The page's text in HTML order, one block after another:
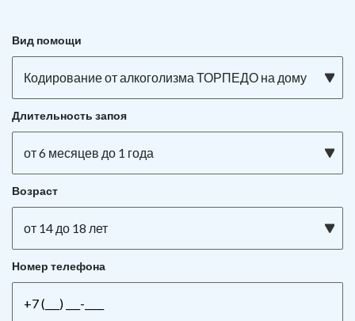
Вид помощи
Кодирование от алкоголизма ТОРПЕДО на дому
Длительность запоя
от 6 месяцев до 1 года
Возраст
от 14 до 18 лет
Номер телефона